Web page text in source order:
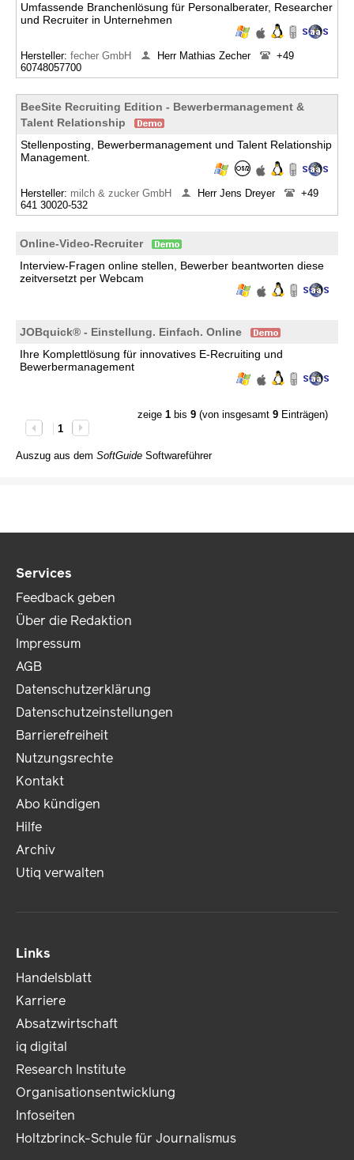
Umfassende Branchenlösung für Personalberater, Researcher
und Recruiter in Unternehmen
Hersteller: fecher GmbH Herr Mathias Zecher
+49
60748057700
BeeSite Recruiting Edition - Bewerbermanagement &
Talent Relationship
Stellenposting, Bewerbermanagement und Talent Relationship
Management.
Hersteller: milch & zucker GmbH Herr Jens Dreyer
+49
641 30020-532
Online-Video-Recruiter
Interview-Fragen online stellen, Bewerber beantworten diese
zeitversetzt per Webcam
JOBquick® - Einstellung. Einfach. Online
Ihre Komplettlösung für innovatives E-Recruiting und
Bewerbermanagement
zeige 1bis 9(von insgesamt 9Einträgen)
1
Auszug aus dem SoftGuide Softwareführer
Services
Feedback geben
Über die Redaktion
Impressum
AGB
Datenschutzerklärung
Datenschutzeinstellungen
Barrierefreiheit
Nutzungsrechte
Kontakt
Abo kündigen
Hilfe
Archiv
Utiq verwalten
Links
Handelsblatt
Karriere
Absatzwirtschaft
iq digital
Research Institute
Organisationsentwicklung
Infoseiten
Holtzbrinck-Schule für Journalismus